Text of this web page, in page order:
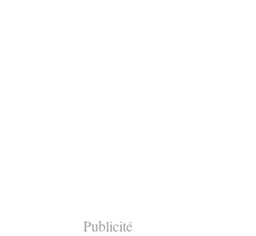
Publicité